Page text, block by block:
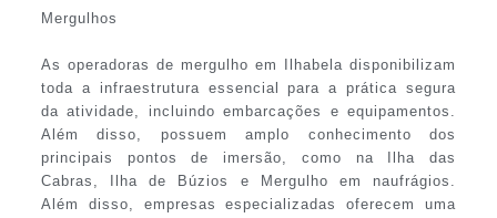
Mergulhos
As operadoras de mergulho em Ilhabela disponibilizam
toda a infraestrutura essencial para a prática segura
da atividade, incluindo embarcações e equipamentos.
Além disso, possuem amplo conhecimento dos
principais pontos de imersão, como na Ilha das
Cabras, Ilha de Búzios e Mergulho em naufrágios.
Além disso, empresas especializadas oferecem uma